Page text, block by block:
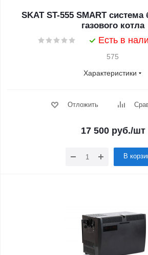
SKAT ST-555 SMART система
газового котла
Есть в
575
Характеристики
Отложить
17 500руб./шт
В